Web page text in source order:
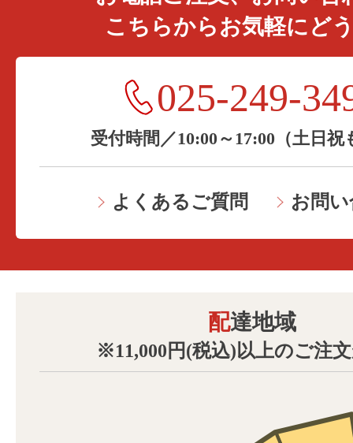
こちらからお気軽にど
025-249-
受付時間／10:00～17:00（土日祝
よくあるご質問 お問
配達地域
※11,000円(税込)以上のご注